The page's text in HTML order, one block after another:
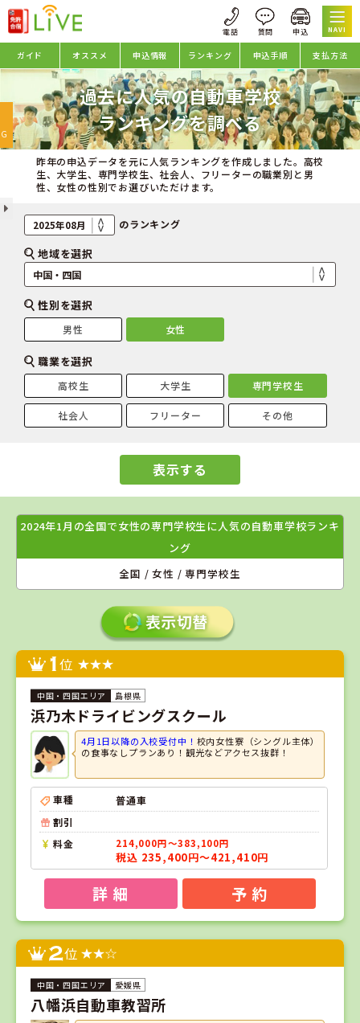
NAVI
ガイド オススメ 申込情報 ランキング 申込手順 支払方法
過去に人気の自動車学校
ランキングを調べる
昨年の申込データを元に人気ランキングを作成しました。高校
生、大学生、専門学校生、社会人、フリーターの職業別と男
性、女性の性別でお選びいただけます。
のランキング
地域を選択
性別を選択
男性 女性
職業を選択
高校生 大学生 専門学校生
社会人 フリーター その他
表示する
2024年1月の全国で女性の専門学校生に人気の自動車学校ランキ
ング
全国 / 女性 / 専門学校生
1位
島根県
浜乃木ドライビングスクール
4月1日以降の入校受付中！ 校内女性寮（シングル主体）
の食事なしプランあり！観光などアクセス抜群！
車種
普通車
割引
料金
214,000円～383,100円
税込 235,400円～421,410円
詳 細 予 約
2位
愛媛県
八幡浜自動車教習所